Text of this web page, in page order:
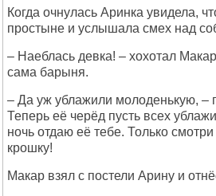
Когда очнулась Аринка увидела,
простыне и услышала смех над
– Наеблась девка! – хохотал
сама барыня.
– Да уж ублажили молоденькую, –
Теперь её черёд пусть всех
ночь отдаю её тебе. Только
крошку!
Макар взял с постели Арину и